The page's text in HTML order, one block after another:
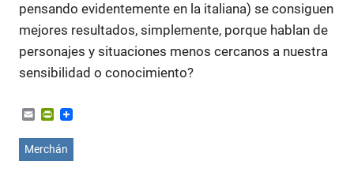
pensando evidentemente en la italiana) se consiguen
mejores resultados, simplemente, porque hablan de
personajes y situaciones menos cercanos a nuestra
sensibilidad o conocimiento?
EmailPrintFriendly
Merchán